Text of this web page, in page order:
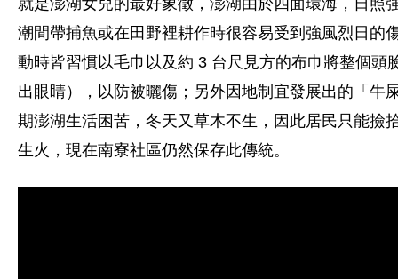
就是澎湖女兒的最好象徵，澎湖由於四面環海，日照
潮間帶捕魚或在田野裡耕作時很容易受到強風烈日的
動時皆習慣以毛巾以及約 3 台尺見方的布巾將整個頭
出眼睛），以防被曬傷；另外因地制宜發展出的「牛
期澎湖生活困苦，冬天又草木不生，因此居民只能撿
生火，現在南寮社區仍然保存此傳統。